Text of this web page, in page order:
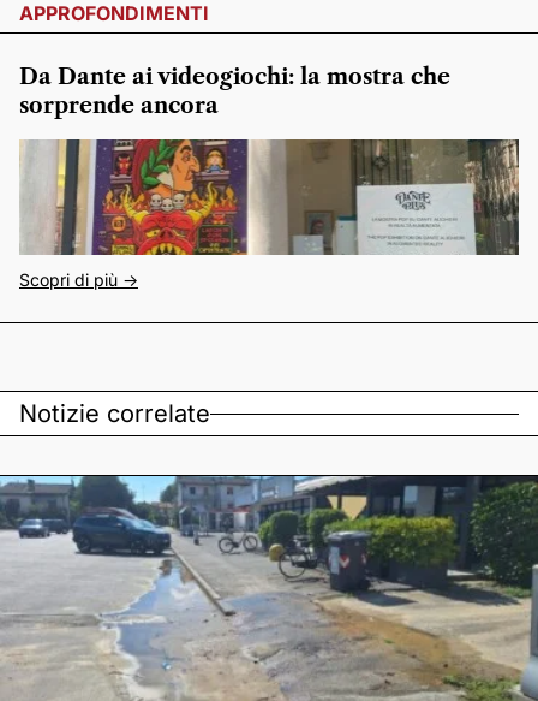
APPROFONDIMENTI
Da Dante ai videogiochi: la mostra che
sorprende ancora
Scopri di più ->
Notizie correlate